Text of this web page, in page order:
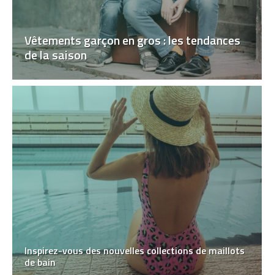
Vêtements garçon en gros : les tendances
de la saison
Inspirez-vous des nouvelles collections de maillots
de bain